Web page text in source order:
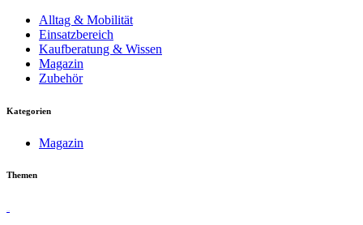
Alltag & Mobilität
Einsatzbereich
Kaufberatung & Wissen
Magazin
Zubehör
Kategorien
Magazin
Themen